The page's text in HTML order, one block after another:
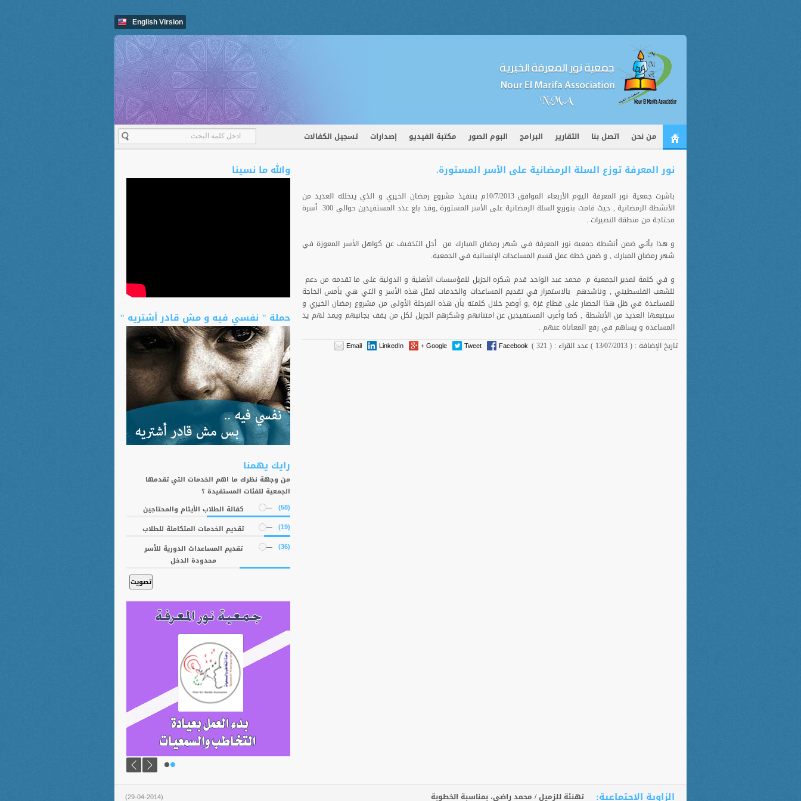
English Virsion
من نحن اتصل بنا التقارير البرامج البوم الصور مكتبة الفيديو إصدارات تسجيل الكفالات
والله ما نسينا
حملة " نفسي فيه و مش قادر أشتريه "
رايك يهمنا
من وجهة نظرك ما اهم الخدمات التي تقدمها
الجمعية للفئات المستفيدة ؟
(58) كفالة الطلاب الأيتام والمحتاجين
(19) تقديم الخدمات المتكاملة للطلاب
(36)
تقديم المساعدات الدورية للأسر
محدودة الدخل
نور المعرفة توزع السلة الرمضانية على الأسر المستورة.
باشرت جمعية نور المعرفة اليوم الأربعاء الموافق 10/7/2013م بتنفيذ مشروع رمضان الخيري و الذي يتخلله العديد من
الأنشطة الرمضانية , حيث قامت بتوزيع السلة الرمضانية على الأسر المستورة ,وقد بلغ عدد المستفيدين حوالي 300 أسرة
محتاجة من منطقة النصيرات .
و هذا يأتي ضمن أنشطة جمعية نور المعرفة في شهر رمضان المبارك من أجل التخفيف عن كواهل الأسر المعوزة في
شهر رمضان المبارك , و ضمن خطة عمل قسم المساعدات الإنسانية في الجمعية.
و في كلمة لمدير الجمعية م. محمد عبد الواحد قدم شكره الجزيل للمؤسسات الأهلية و الدولية على ما تقدمه من دعم
للشعب الفلسطيني , وناشدهم بالاستمرار في تقديم المساعدات والخدمات لمثل هذه الأسر و التي هي بأمس الحاجة
للمساعدة في ظل هذا الحصار على قطاع غزة ,و أوضح خلال كلمته بأن هذه المرحلة الأولى من مشروع رمضان الخيري و
سيتبعها العديد من الأنشطة , كما وأعرب المستفيدين عن امتنانهم وشكرهم الجزيل لكل من يقف بجانبهم ويمد لهم يد
المساعدة و يساهم في رفع المعاناة عنهم .
تاريخ الإضافة : ( 13/07/2013 ) عدد القراء : ( 321 )
Facebook
Tweet
Google +
LinkedIn
Email
الزاوية الاجتماعية: تهنئة للزميل / محمد راضي، بمناسبة الخطوبة (29-04-2014)